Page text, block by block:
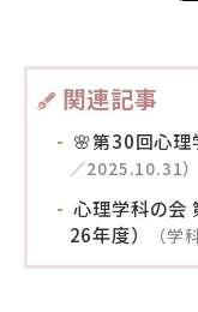
関連記事
🌸第30回心理
／2025.10.31）
心理学科の会
26年度）
（